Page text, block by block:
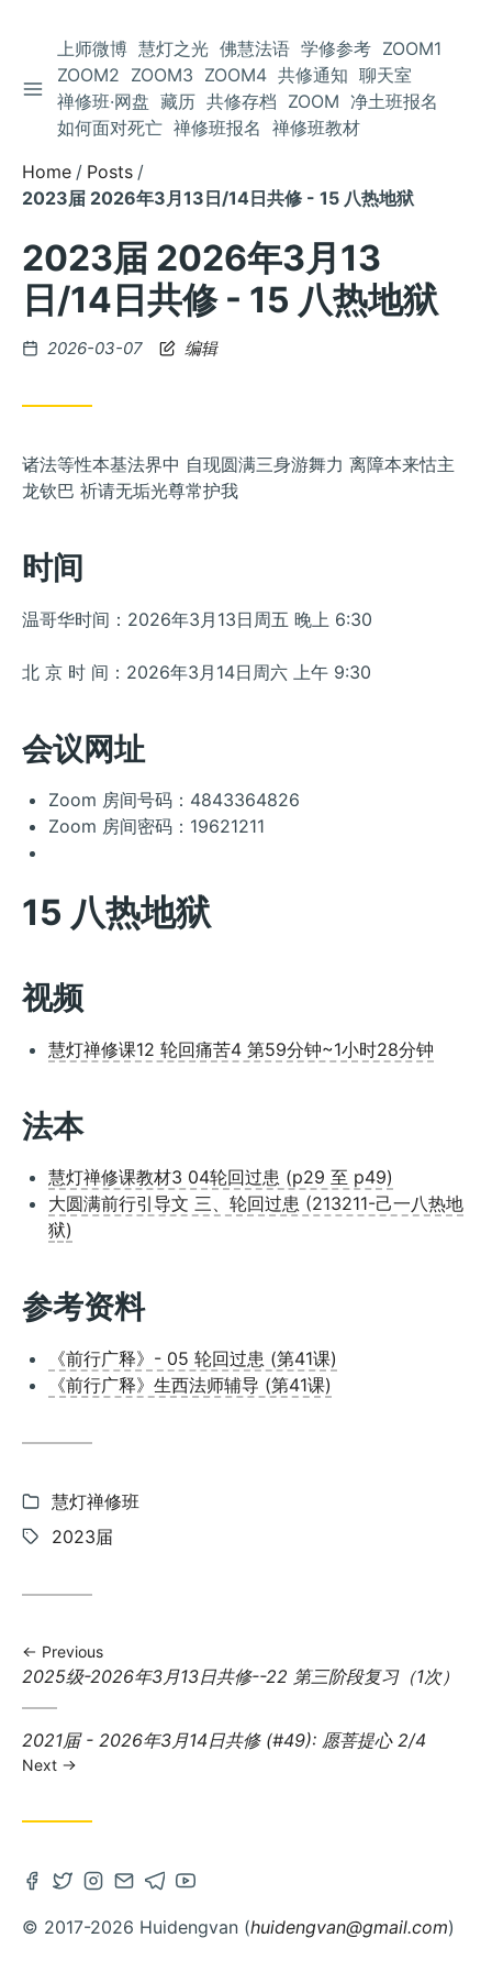
Skip
TOGGLE SIDEBAR
上师微博 慧灯之光 佛慧法语 学修参考 ZOOM1
ZOOM2 ZOOM3 ZOOM4 共修通知 聊天室
禅修班·网盘 藏历 共修存档 ZOOM 净土班报名
如何面对死亡 禅修班报名 禅修班教材
Home
Posts
2023届 2026年3月13日/14日共修 - 15 八热地狱
2023届 2026年3月13
日/14日共修 - 15 八热地狱
Posted
2026-03-07 编辑
诸法等性本基法界中 自现圆满三身游舞力 离障本来怙主
龙钦巴 祈请无垢光尊常护我
时间
温哥华时间：2026年3月13日周五 晚上 6:30
北 京 时 间：2026年3月14日周六 上午 9:30
会议网址
Zoom 房间号码：4843364826
Zoom 房间密码：19621211
15 八热地狱
视频
慧灯禅修课12 轮回痛苦4 第59分钟~1小时28分钟
法本
慧灯禅修课教材3 04轮回过患 (p29 至 p49)
大圆满前行引导文 三、轮回过患 (213211-己一八热地
狱)
参考资料
《前行广释》- 05 轮回过患 (第41课)
《前行广释》生西法师辅导 (第41课)
Categories:
慧灯禅修班
Tags:
2023届
Previous
Previous
2025级-2026年3月13日共修--22 第三阶段复习（1次）
Next
post:
2021届 - 2026年3月14日共修 (#49): 愿菩提心 2/4
Next
Open
account
Open
account
Open
account
Contact
Email
Open
account
Open
account
© 2017-2026 Huidengvan (huidengvan@gmail.com)